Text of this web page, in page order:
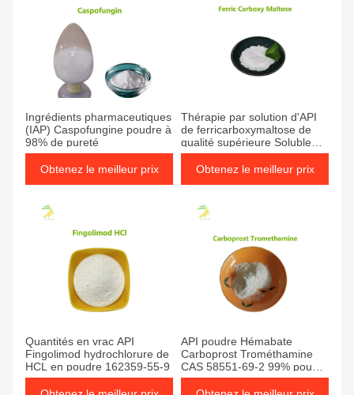
Ingrédients pharmaceutiques
(IAP) Caspofungine poudre à
98% de pureté
Obtenez le meilleur prix
Thérapie par solution d'API
de ferricarboxymaltose de
qualité supérieure Soluble
dans l'eau Poudre
Obtenez le meilleur prix
Quantités en vrac API
Fingolimod hydrochlorure de
HCL en poudre 162359-55-9
API poudre Hémabate
Carboprost Trométhamine
CAS 58551-69-2 99% poudre
blanche